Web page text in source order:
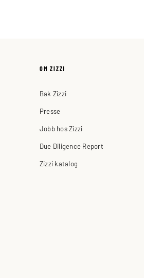
OM ZIZZI
Bak Zizzi
Presse
Jobb hos Zizzi
Due Diligence Report
Zizzi katalog